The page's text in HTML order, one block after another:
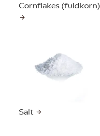
Cornflakes (fuldkorn)
Salt